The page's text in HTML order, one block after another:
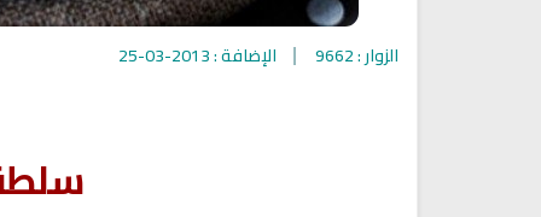
الزوار : 9662 الإضافة : 2013-03-25